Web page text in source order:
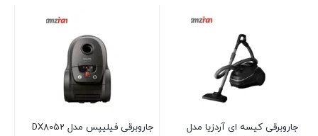
جاروبرقی کیسه ای آردزیا مدل
جاروبرقی فیلیپس مدل DX8052